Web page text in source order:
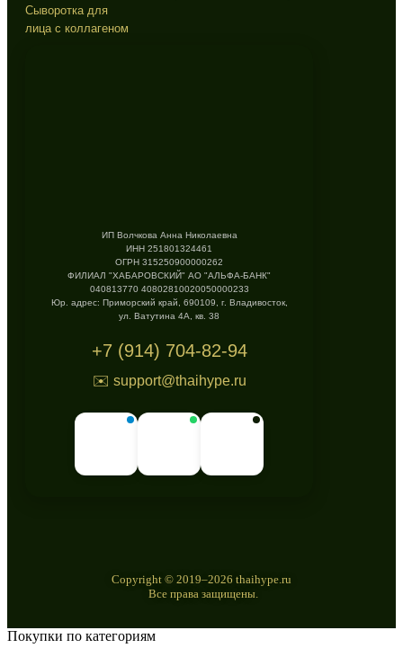
Сыворотка для
лица с коллагеном
ИП Волчкова Анна Николаевна
ИНН 251801324461
ОГРН 315250900000262
ФИЛИАЛ "ХАБАРОВСКИЙ" АО "АЛЬФА-БАНК"
040813770 40802810020050000233
Юр. адрес: Приморский край, 690109, г. Владивосток,
ул. Ватутина 4А, кв. 38
+7 (914) 704-82-94
✉️ support@thaihype.ru
Copyright © 2019–2026 thaihype.ru
Все права защищены.
Покупки по категориям